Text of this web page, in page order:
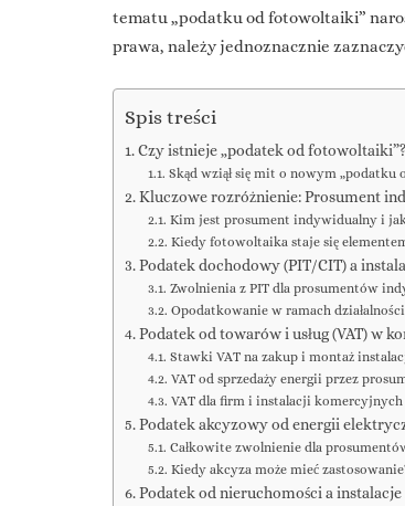
tematu „podatku od fotowoltaiki”
prawa, należy jednoznacznie
Spis treści
Czy istnieje „podatek od
Skąd wziął się mit o nowym „podatku
Kluczowe rozróżnienie: Prosument
Kim jest prosument indywidualny i
Kiedy fotowoltaika staje się
Podatek dochodowy (PIT/CIT) a
Zwolnienia z PIT dla prosumentów
Opodatkowanie w ramach
Podatek od towarów i usług (VAT) w
Stawki VAT na zakup i montaż
VAT od sprzedaży energii przez
VAT dla firm i instalacji komercyjnych
Podatek akcyzowy od energii
Całkowite zwolnienie dla
Kiedy akcyza może mieć
Podatek od nieruchomości a